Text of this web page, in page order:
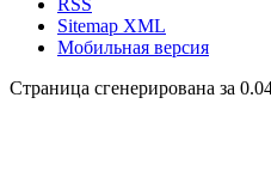
Sitemap XML
Мобильная версия
Страница сгенерирована за